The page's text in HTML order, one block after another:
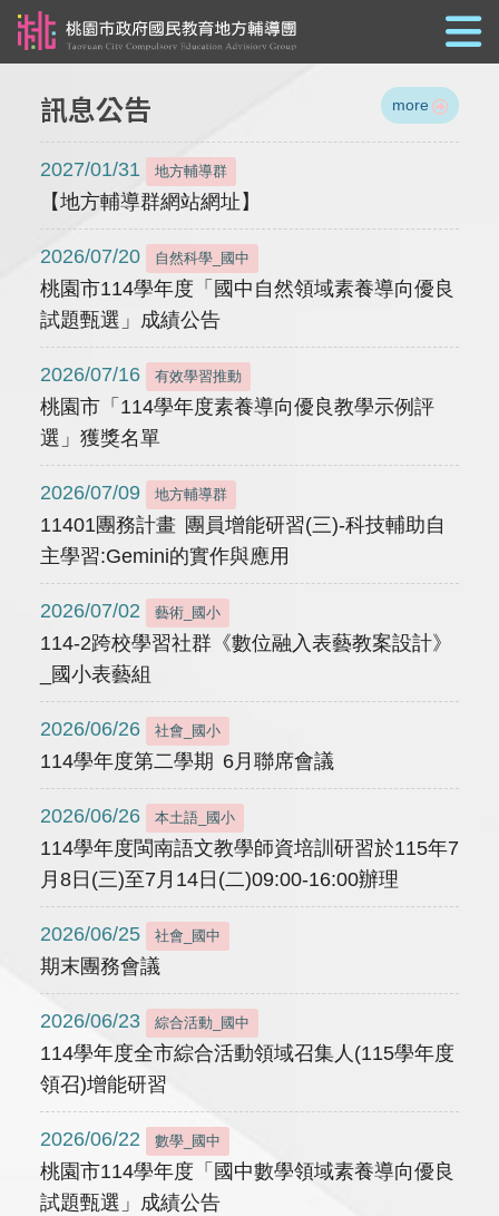
訊息公告 more
2027/01/31 地方輔導群
【地方輔導群網站網址】
2026/07/20 自然科學_國中
桃園市114學年度「國中自然領域素養導向優良
試題甄選」成績公告
2026/07/16 有效學習推動
桃園市「114學年度素養導向優良教學示例評
選」獲獎名單
2026/07/09 地方輔導群
11401團務計畫 團員增能研習(三)-科技輔助自
主學習:Gemini的實作與應用
2026/07/02 藝術_國小
114-2跨校學習社群《數位融入表藝教案設計》
_國小表藝組
2026/06/26 社會_國小
114學年度第二學期 6月聯席會議
2026/06/26 本土語_國小
114學年度閩南語文教學師資培訓研習於115年7
月8日(三)至7月14日(二)09:00-16:00辦理
2026/06/25 社會_國中
期末團務會議
2026/06/23 綜合活動_國中
114學年度全市綜合活動領域召集人(115學年度
領召)增能研習
2026/06/22 數學_國中
桃園市114學年度「國中數學領域素養導向優良
試題甄選」成績公告